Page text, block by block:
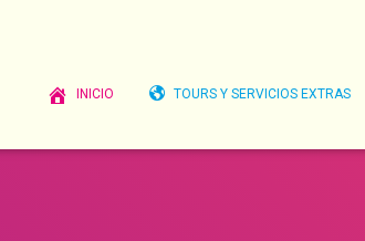
INICIO TOURS Y SERVICIOS EXTRAS